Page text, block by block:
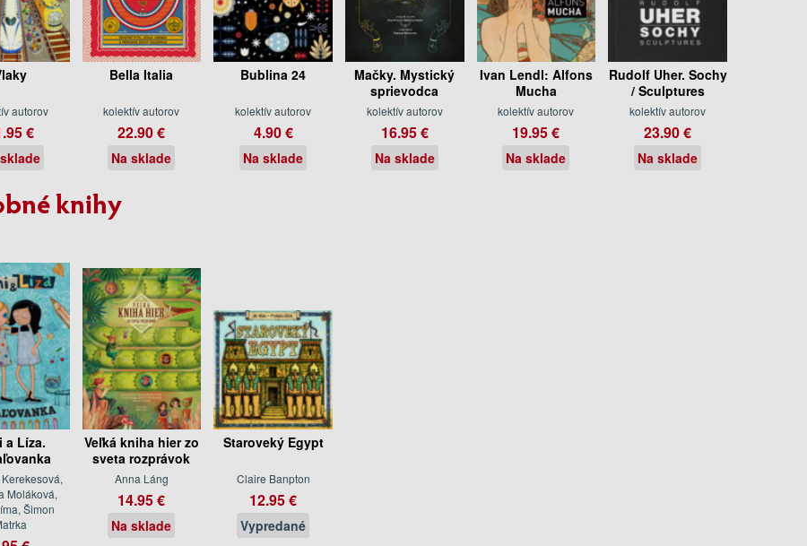
autorov
€
Bella Italia
kolektív autorov
22.90 €
Na sklade
Bublina 24
kolektív autorov
4.90 €
Na sklade
Mačky. Mystický
sprievodca
kolektív autorov
16.95 €
Na sklade
Ivan Lendl: Alfons
Mucha
kolektív autorov
19.95 €
Na sklade
Rudolf Uher. Sochy
/ Sculptures
kolektív autorov
23.90 €
Na sklade
knihy
a Líza.
Moláková,
Šimon
Veľká kniha hier zo
sveta rozprávok
Anna Láng
14.95 €
Na sklade
Staroveký Egypt
Claire Banpton
12.95 €
Vypredané